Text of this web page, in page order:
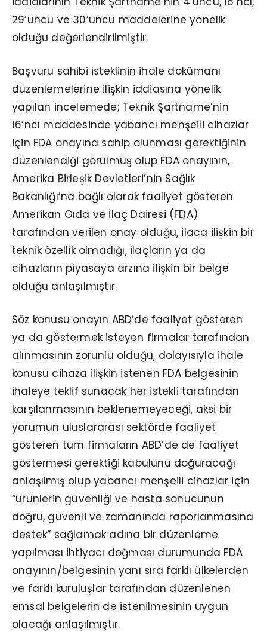
29’uncu ve 30’uncu maddelerine yönelik
olduğu değerlendirilmiştir.
Başvuru sahibi isteklinin ihale dokümanı
düzenlemelerine ilişkin iddiasına yönelik
yapılan incelemede; Teknik Şartname’nin
16’ncı maddesinde yabancı menşeili cihazlar
için FDA onayına sahip olunması gerektiğinin
düzenlendiği görülmüş olup FDA onayının,
Amerika Birleşik Devletleri’nin Sağlık
Bakanlığı’na bağlı olarak faaliyet gösteren
Amerikan Gıda ve İlaç Dairesi (FDA)
tarafından verilen onay olduğu, ilaca ilişkin bir
teknik özellik olmadığı, ilaçların ya da
cihazların piyasaya arzına ilişkin bir belge
olduğu anlaşılmıştır.
Söz konusu onayın ABD’de faaliyet gösteren
ya da göstermek isteyen firmalar tarafından
alınmasının zorunlu olduğu, dolayısıyla ihale
konusu cihaza ilişkin istenen FDA belgesinin
ihaleye teklif sunacak her istekli tarafından
karşılanmasının beklenemeyeceği, aksi bir
yorumun uluslararası sektörde faaliyet
gösteren tüm firmaların ABD’de de faaliyet
göstermesi gerektiği kabulünü doğuracağı
anlaşılmış olup yabancı menşeili cihazlar için
“ürünlerin güvenliği ve hasta sonucunun
doğru, güvenli ve zamanında raporlanmasına
destek” sağlamak adına bir düzenleme
yapılması ihtiyacı doğması durumunda FDA
onayının/belgesinin yanı sıra farklı ülkelerden
ve farklı kuruluşlar tarafından düzenlenen
emsal belgelerin de istenilmesinin uygun
olacağı anlaşılmıştır.